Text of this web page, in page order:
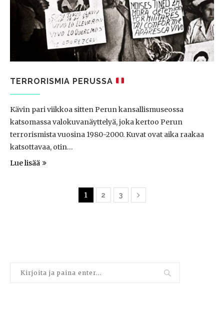
TERRORISMIA PERUSSA
Kävin pari viikkoa sitten Perun kansallismuseossa
katsomassa valokuvanäyttelyä, joka kertoo Perun
terrorismista vuosina 1980-2000. Kuvat ovat aika raakaa
katsottavaa, otin…
Lue lisää
1 2 3